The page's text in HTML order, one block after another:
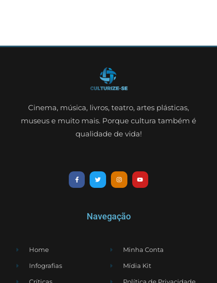
Cinema, música, livros, teatro, artes plásticas,
museus e muito mais. Porque cultura também é
qualidade de vida!
Navegação
Home
Infografias
Minha Conta
Mídia Kit